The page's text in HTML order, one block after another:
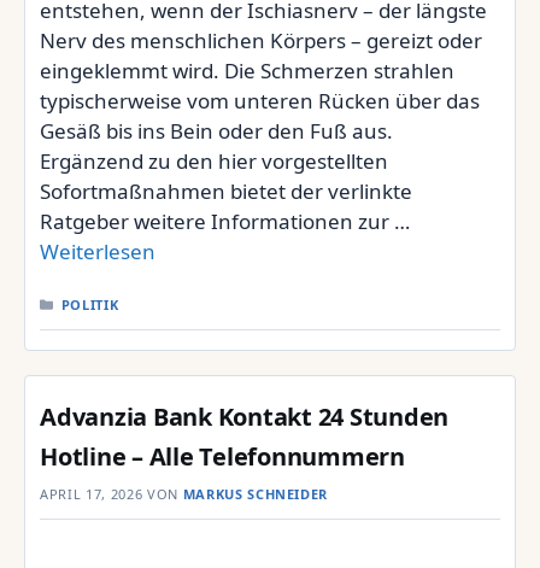
entstehen, wenn der Ischiasnerv – der längste
Nerv des menschlichen Körpers – gereizt oder
eingeklemmt wird. Die Schmerzen strahlen
typischerweise vom unteren Rücken über das
Gesäß bis ins Bein oder den Fuß aus.
Ergänzend zu den hier vorgestellten
Sofortmaßnahmen bietet der verlinkte
Ratgeber weitere Informationen zur …
Weiterlesen
KATEGORIEN
POLITIK
Advanzia Bank Kontakt 24 Stunden
Hotline – Alle Telefonnummern
APRIL 17, 2026 VON MARKUS SCHNEIDER